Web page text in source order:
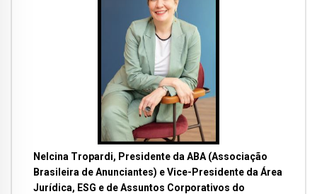
Nelcina Tropardi, Presidente da ABA (Associação
Brasileira de Anunciantes) e Vice-Presidente da Área
Jurídica, ESG e de Assuntos Corporativos do